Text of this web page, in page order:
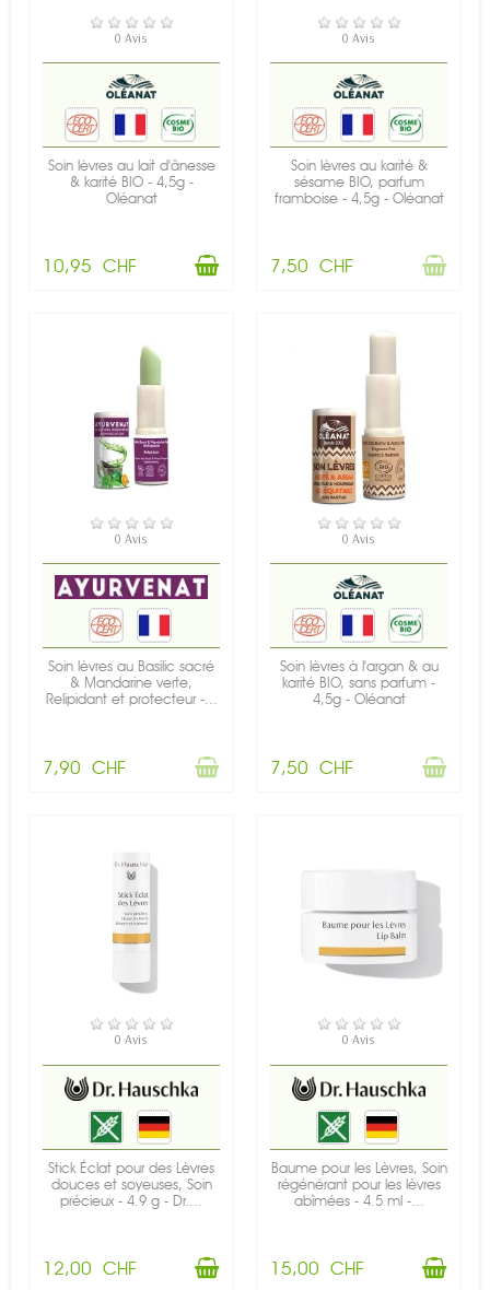
EN STOCK
0 Avis
Soin lèvres au lait d'ânesse
& karité BIO - 4,5g -
Oléanat
10,95 CHF
RUPTURE DE STOCK
0 Avis
Soin lèvres au karité &
sésame BIO, parfum
framboise - 4,5g - Oléanat
7,50 CHF
RUPTURE DE STOCK
0 Avis
Soin lèvres au Basilic sacré
& Mandarine verte,
Relipidant et protecteur -...
7,90 CHF
RUPTURE DE STOCK
0 Avis
Soin lèvres à l'argan & au
karité BIO, sans parfum -
4,5g - Oléanat
7,50 CHF
EN STOCK
0 Avis
Stick Éclat pour des Lèvres
douces et soyeuses, Soin
précieux - 4.9 g - Dr....
12,00 CHF
EN STOCK
0 Avis
Baume pour les Lèvres, Soin
régénérant pour les lèvres
abîmées - 4.5 ml -...
15,00 CHF